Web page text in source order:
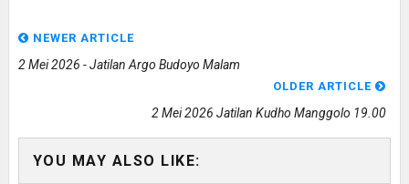
NEWER ARTICLE
2 Mei 2026 - Jatilan Argo Budoyo Malam
OLDER ARTICLE
2 Mei 2026 Jatilan Kudho Manggolo 19.00
YOU MAY ALSO LIKE: